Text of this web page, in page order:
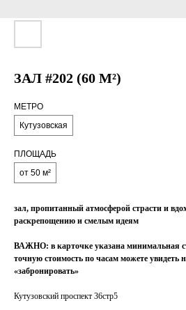
ЗАЛ #202 (60 М²)
МЕТРО
Кутузовская
ПЛОЩАДЬ
от 50 м²
зал, пропитанный атмосферой страсти и
раскрепощению и смелым идеям
ВАЖНО: в карточке указана минимальная
точную стоимость по часам можете увидеть
«забронировать»
Кутузовский проспект 36стр5